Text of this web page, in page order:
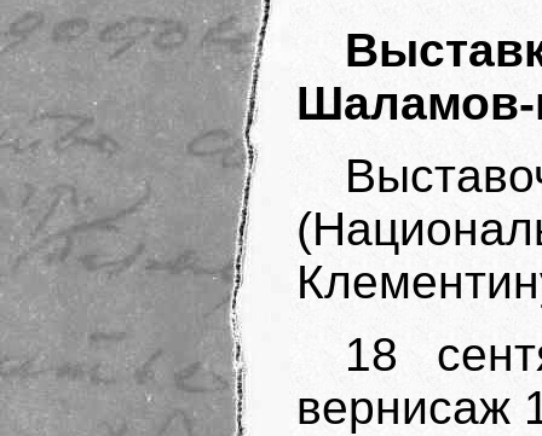
Шаламов-
18
вернисаж